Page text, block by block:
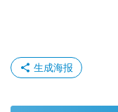
生成海报